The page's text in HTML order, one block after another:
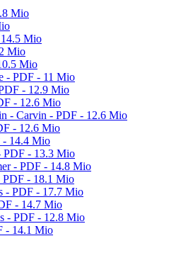
Mio
Mio
Mio
Mio
- PDF - 11 Mio
- 12.9 Mio
- 12.6 Mio
- Carvin - PDF - 12.6 Mio
- 12.6 Mio
- 14.4 Mio
PDF - 13.3 Mio
- PDF - 14.8 Mio
PDF - 18.1 Mio
- PDF - 17.7 Mio
- 14.7 Mio
- PDF - 12.8 Mio
- 14.1 Mio